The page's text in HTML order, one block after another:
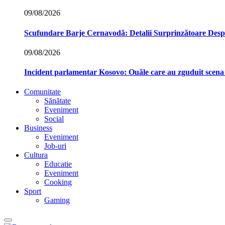
09/08/2026
Scufundare Barje Cernavodă: Detalii Surprinzătoare
09/08/2026
Incident parlamentar Kosovo: Ouăle care au zguduit
Comunitate
Sănătate
Eveniment
Social
Business
Eveniment
Job-uri
Cultura
Educatie
Eveniment
Cooking
Sport
Gaming